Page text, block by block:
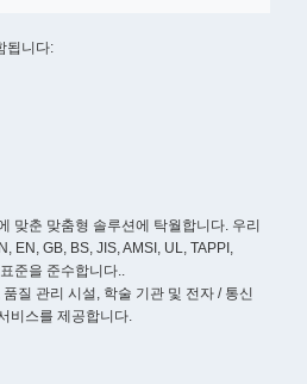
됩니다:
맞춘 맞춤형 솔루션에 탁월합니다. 우리
EN, GB, BS, JIS, AMSI, UL, TAPPI,
준을 준수합니다..
질 관리 시설, 학술 기관 및 전자 / 통신
비스를 제공합니다.